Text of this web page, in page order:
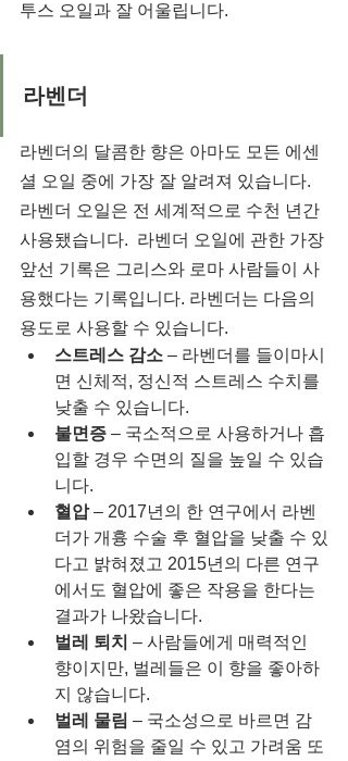
투스 오일과 잘 어울립니다.
라벤더
라벤더의 달콤한 향은 아마도 모든 에센
셜 오일 중에 가장 잘 알려져 있습니다.
라벤더 오일은 전 세계적으로 수천 년간
사용됐습니다.  라벤더 오일에 관한 가장
앞선 기록은 그리스와 로마 사람들이 사
용했다는 기록입니다. 라벤더는 다음의
용도로 사용할 수 있습니다.
스트레스 감소 – 라벤더를 들이마시
면 신체적, 정신적 스트레스 수치를
낮출 수 있습니다.
불면증 – 국소적으로 사용하거나 흡
입할 경우 수면의 질을 높일 수 있습
니다.
혈압 – 2017년의 한 연구에서 라벤
더가 개흉 수술 후 혈압을 낮출 수 있
다고 밝혀졌고 2015년의 다른 연구
에서도 혈압에 좋은 작용을 한다는
결과가 나왔습니다.
벌레 퇴치 – 사람들에게 매력적인
향이지만, 벌레들은 이 향을 좋아하
지 않습니다.
벌레 물림 – 국소성으로 바르면 감
염의 위험을 줄일 수 있고 가려움 또